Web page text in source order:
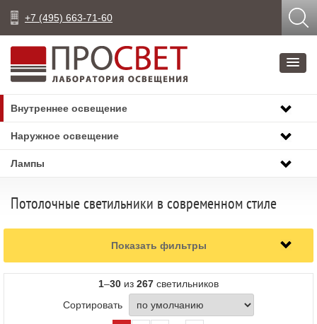
+7 (495) 663-71-60
Внутреннее освещение
Наружное освещение
Лампы
Потолочные светильники в современном стиле
Показать фильтры
1–30 из 267 светильников
Сортировать